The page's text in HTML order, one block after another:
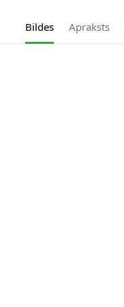
Bildes Apraksts